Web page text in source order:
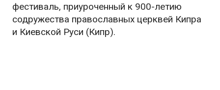
фестиваль, приуроченный к 900-летию
содружества православных церквей Кипра
и Киевской Руси (Кипр).